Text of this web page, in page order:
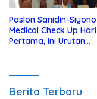
Paslon Sanidin-
Medical Check Up Hari
Pertama, Ini Urutan
Berita Terbaru